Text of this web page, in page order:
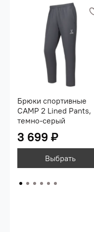
Брюки спортивные
CAMP 2 Lined Pants,
темно-серый
3 699 ₽
Выбрать